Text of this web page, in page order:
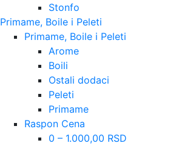
Stonfo
Primame, Boile i Peleti
Primame, Boile i Peleti
Arome
Boili
Ostali dodaci
Peleti
Primame
Raspon Cena
0 – 1.000,00 RSD